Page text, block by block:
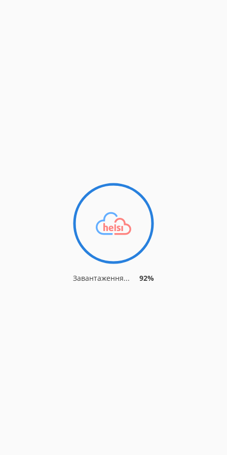
Завантаження... 92%